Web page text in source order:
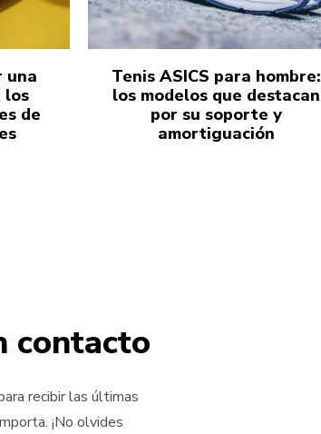
una
los
de
Tenis ASICS para hombre:
los modelos que destacan
por su soporte y
amortiguación
contacto
recibir las últimas
¡No olvides